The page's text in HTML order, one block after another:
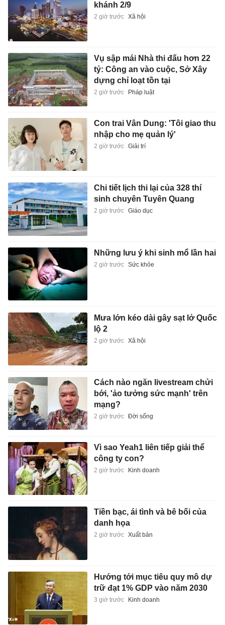
khánh 2/9
2 giờ trước Xã hội
Vụ sập mái Nhà thi đấu hơn 22
tỷ: Công an vào cuộc, Sở Xây
dựng chỉ loạt tồn tại
2 giờ trước Pháp luật
Con trai Vân Dung: 'Tôi giao thu
nhập cho mẹ quản lý'
2 giờ trước Giải trí
Chi tiết lịch thi lại của 328 thí
sinh chuyên Tuyên Quang
2 giờ trước Giáo dục
Những lưu ý khi sinh mổ lần hai
2 giờ trước Sức khỏe
Mưa lớn kéo dài gây sạt lở Quốc
lộ 2
2 giờ trước Xã hội
Cách nào ngăn livestream chửi
bới, 'ảo tưởng sức mạnh' trên
mạng?
2 giờ trước Đời sống
Vì sao Yeah1 liên tiếp giải thể
công ty con?
2 giờ trước Kinh doanh
Tiền bạc, ái tình và bê bối của
danh họa
2 giờ trước Xuất bản
Hướng tới mục tiêu quy mô dự
trữ đạt 1% GDP vào năm 2030
3 giờ trước Kinh doanh